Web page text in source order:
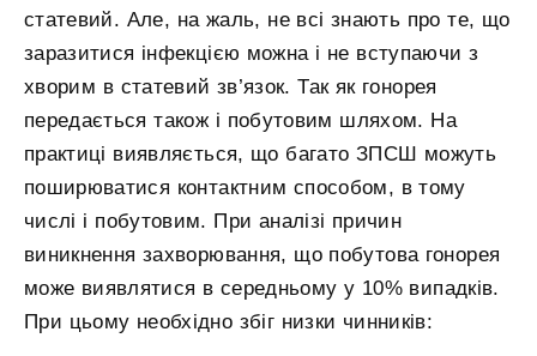
статевий. Але, на жаль, не всі знають про те, що
заразитися інфекцією можна і не вступаючи з
хворим в статевий зв’язок. Так як гонорея
передається також і побутовим шляхом. На
практиці виявляється, що багато ЗПСШ можуть
поширюватися контактним способом, в тому
числі і побутовим. При аналізі причин
виникнення захворювання, що побутова гонорея
може виявлятися в середньому у 10% випадків.
При цьому необхідно збіг низки чинників: